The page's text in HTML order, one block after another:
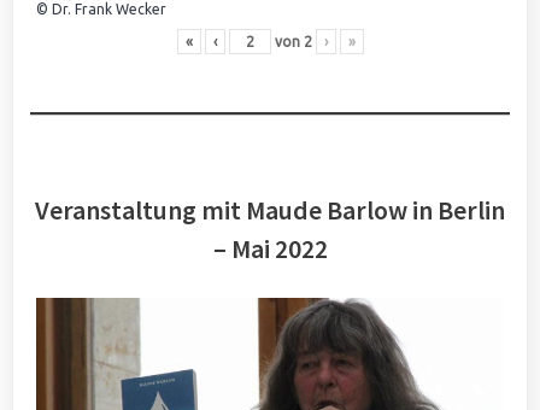
© Dr. Frank Wecker
« ‹ von 2 › »
Veranstaltung mit Maude Barlow in Berlin
– Mai 2022